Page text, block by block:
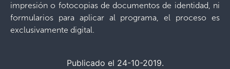
impresión o fotocopias de documentos de identidad, ni
formularios para aplicar al programa, el proceso es
exclusivamente digital.
Publicado el 24-10-2019.